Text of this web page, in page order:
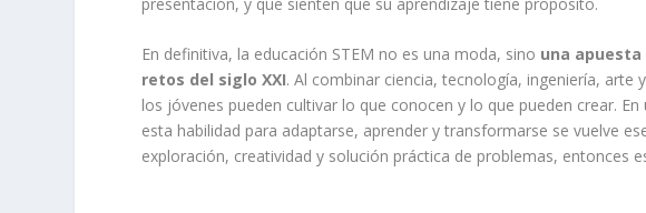
En definitiva, la educación STEM no es una moda, sino una apuesta
retos del siglo XXI. Al combinar ciencia, tecnología, ingeniería,
los jóvenes pueden cultivar lo que conocen y lo que pueden crear.
esta habilidad para adaptarse, aprender y transformarse se vuelve
exploración, creatividad y solución práctica de problemas, entonces